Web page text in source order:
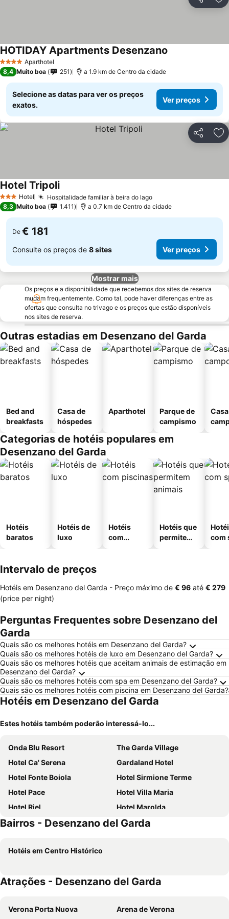
Partilhar
4 EstrelasAparthotel
HOTIDAY Apartments Desenzano
8,4 Muito boa 251 a 1.9 km de Centro da cidade
Selecione as datas para ver os preços
exatos.
Ver preços
Partilhar
3 EstrelasHotel Hospitalidade familiar à beira do lagoVer preços
Hotel TripoliVer preços
8,3 Muito boa 1.411 a 0.7 km de Centro da cidade
De € 181
Consulte os preços de 8 sites Ver preços
Mostrar mais
Os preços e a disponibilidade que recebemos dos sites de reserva
mudam frequentemente. Como tal, pode haver diferenças entre as
ofertas que consulta no trivago e os preços que estão disponíveis
nos sites de reserva.
Outras estadias em Desenzano del Garda
Bed and
breakfasts
Casa de
hóspedes
Aparthotel
Parque de
campismo
Categorias de hotéis populares em
Desenzano del Garda
Hotéis
baratos
Hotéis de
luxo
Hotéis
com
Hotéis que
permitem
com
Intervalo de preços
Hotéis em Desenzano del Garda - Preço máximo de ‎€ 96 até ‎€ 279
(price per night)
Perguntas Frequentes sobre Desenzano del
Garda
Quais são os melhores hotéis em Desenzano del Garda?
Quais são os melhores hotéis de luxo em Desenzano del Garda?
Quais são os melhores hotéis que aceitam animais de estimação em
Desenzano del Garda?
Quais são os melhores hotéis com spa em Desenzano del Garda?
Quais são os melhores hotéis com piscina em Desenzano del Garda?
Hotéis em Desenzano del Garda
Estes hotéis também poderão interessá-lo...
Onda Blu Resort
The Garda Village
Hotel Ca' Serena
Gardaland Hotel
Hotel Fonte Boiola
Hotel Sirmione Terme
Hotel Pace
Hotel Villa Maria
Hotel Riel
Hotel Marolda
Gardaland Hotel Magic & Adventure
Hotel Europa
Hotel Ristorante Al Fiore
Hotel Broglia
Hotel Villa Olivo
Mod 05 Bike Hotel
Hotel Benaco
Bairros - Desenzano del Garda
Hotéis em Centro Histórico
Atrações - Desenzano del Garda
Verona Porta Nuova
Arena de Verona